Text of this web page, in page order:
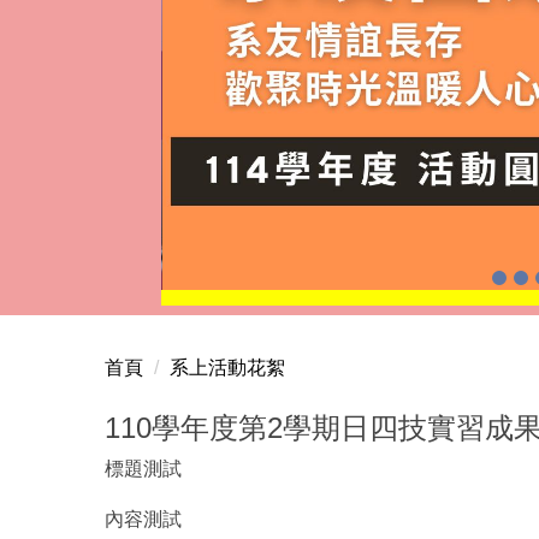
首頁 系上活動花絮
110學年度第2學期日四技實習成
標題測試
內容測試